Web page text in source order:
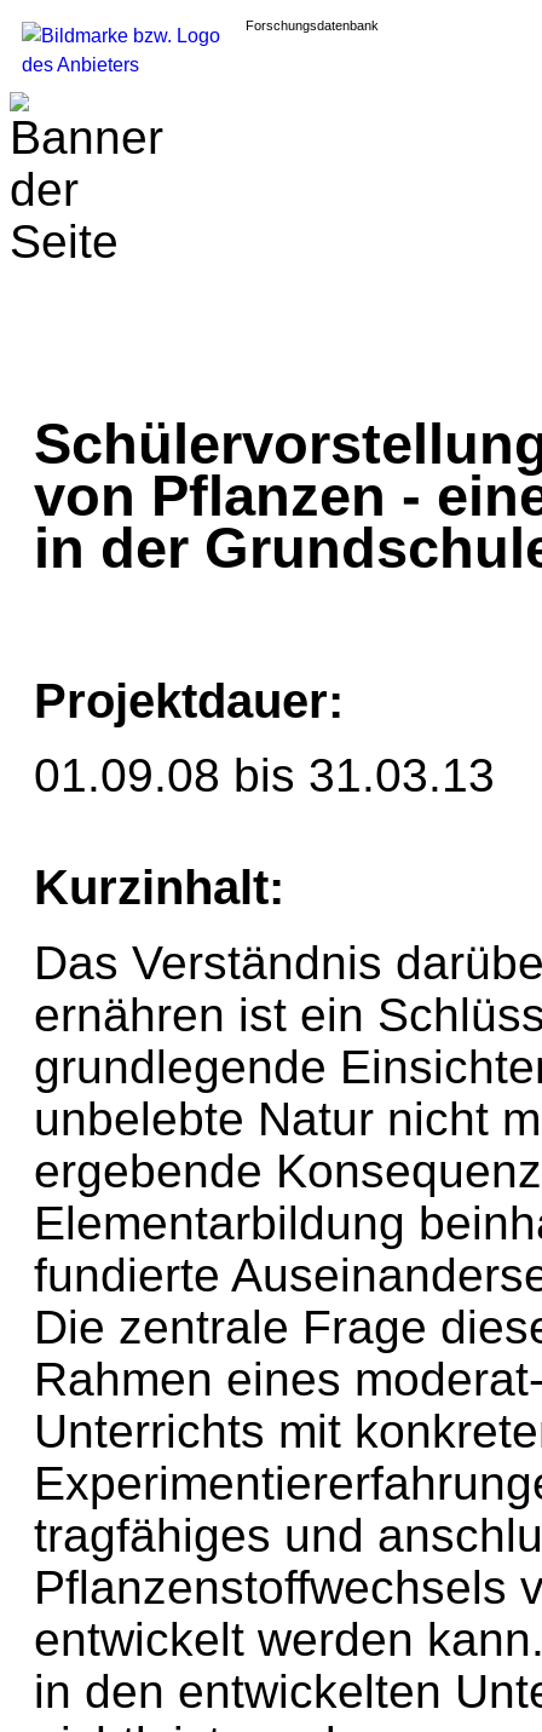
Forschungsdatenbank
von Pflanzen -
in der
Projektdauer:
01.09.08 bis 31.03.13
Kurzinhalt:
Das Verständnis
ernähren ist ein
grundlegende
unbelebte Natur nicht
ergebende
Elementarbildung
fundierte
Die zentrale Frage
Rahmen eines
Unterrichts mit
tragfähiges und
Pflanzenstoffwechsels
entwickelt werden
in den entwickelten